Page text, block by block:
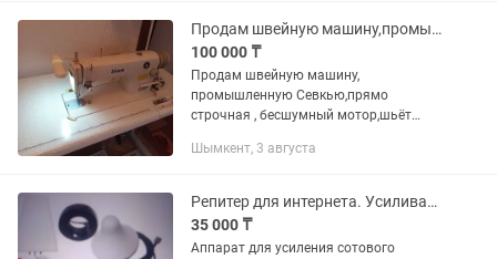
Продам швейную машину,промышленную Севкью
100 000 ₸
Продам швейную машину,
промышленную Севкью,прямо
строчная , бесшумный мотор,шьёт
летние и зимние с
Шымкент, 3 августа
Репитер для интернета. Усиливает связь и интернет
35 000 ₸
Аппарат для усиления сотового